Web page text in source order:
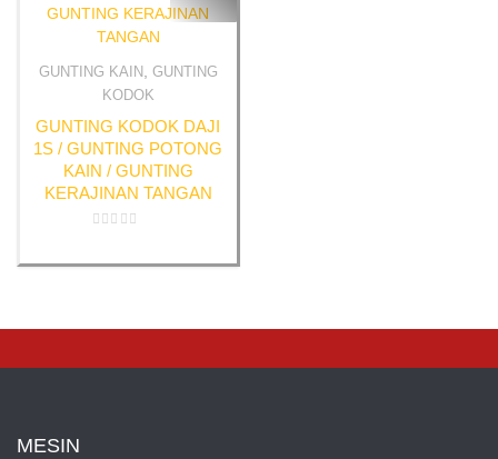
Quick View
GUNTING KAIN, GUNTING
KODOK
GUNTING KODOK DAJI
1S / GUNTING POTONG
KAIN / GUNTING
KERAJINAN TANGAN
out
MESIN